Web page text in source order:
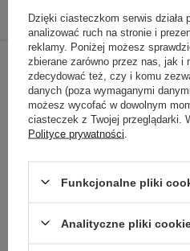
14,00 zł /szt.
Dzięki ciasteczkom serwis działa
analizować ruch na stronie i
reklamy. Poniżej możesz
zbierane zarówno przez nas, jak i
zdecydować też, czy i komu
danych (poza wymaganymi
możesz wycofać w dowolnym
ciasteczek z Twojej przeglądarki.
Polityce prywatności
Funkcjonalne pliki
Analityczne pliki